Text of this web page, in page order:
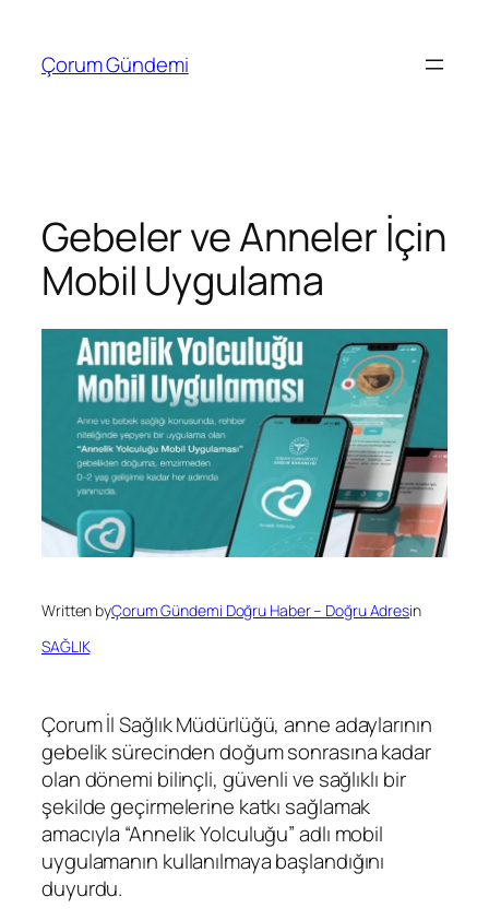
Çorum Gündemi
Gebeler ve Anneler İçin
Mobil Uygulama
Written byÇorum Gündemi Doğru Haber – Doğru Adresin
SAĞLIK
Çorum İl Sağlık Müdürlüğü, anne adaylarının
gebelik sürecinden doğum sonrasına kadar
olan dönemi bilinçli, güvenli ve sağlıklı bir
şekilde geçirmelerine katkı sağlamak
amacıyla “Annelik Yolculuğu” adlı mobil
uygulamanın kullanılmaya başlandığını
duyurdu.